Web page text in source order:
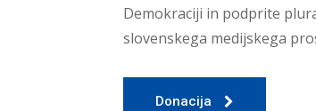
Demokraciji in podprite
slovenskega medijskega
Donacija